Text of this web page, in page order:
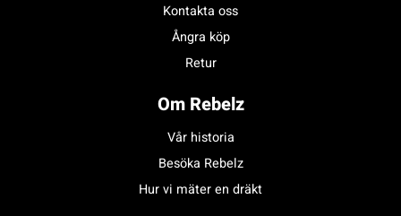
Kontakta oss
Ångra köp
Retur
Om Rebelz
Vår historia
Besöka Rebelz
Hur vi mäter en dräkt